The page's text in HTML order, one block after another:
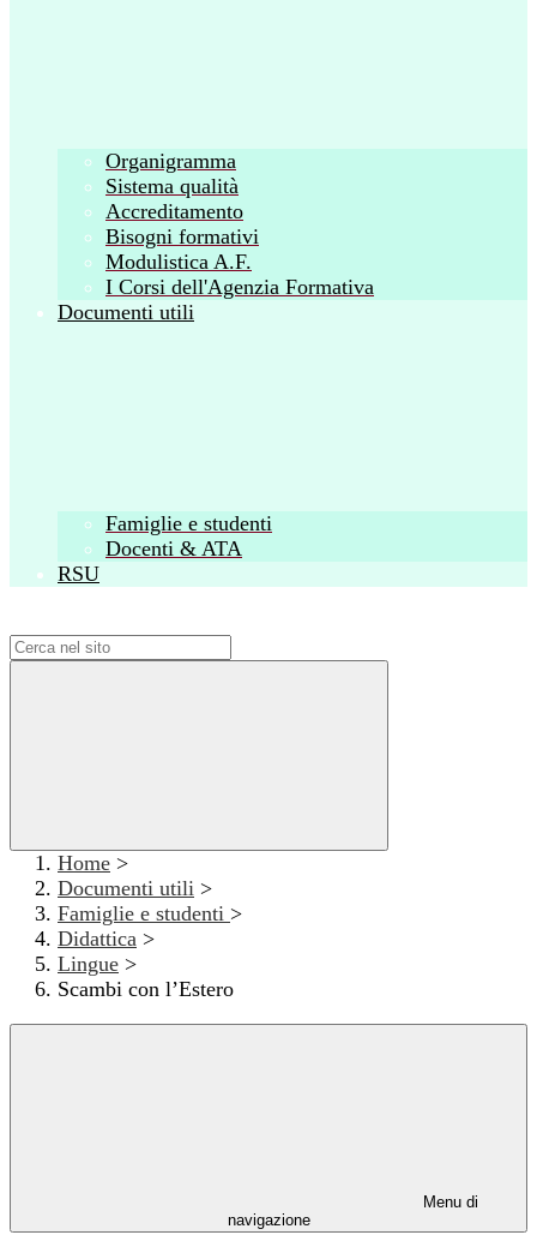
Organigramma
Sistema qualità
Accreditamento
Bisogni formativi
Modulistica A.F.
I Corsi dell'Agenzia Formativa
Documenti utili
Famiglie e studenti
Docenti & ATA
RSU
Home >
Documenti utili >
Famiglie e studenti >
Didattica >
Lingue >
Scambi con l’Estero
Menu di
navigazione